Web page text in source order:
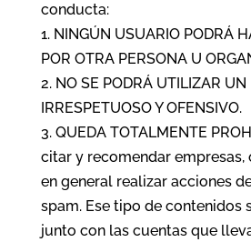
conducta:
1. NINGÚN USUARIO PODRÁ
POR OTRA PERSONA U
2. NO SE PODRÁ UTILIZAR UN
IRRESPETUOSO Y OFENSIVO.
3. QUEDA TOTALMENTE
citar y recomendar empresas,
en general realizar acciones
spam. Ese tipo de contenidos
junto con las cuentas que